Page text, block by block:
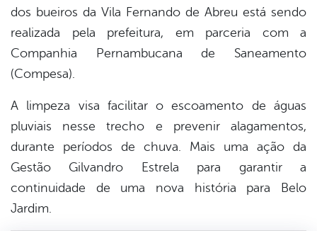
dos bueiros da Vila Fernando de Abreu está sendo
realizada pela prefeitura, em parceria com a
Companhia Pernambucana de Saneamento
(Compesa).
A limpeza visa facilitar o escoamento de águas
pluviais nesse trecho e prevenir alagamentos,
durante períodos de chuva. Mais uma ação da
Gestão Gilvandro Estrela para garantir a
continuidade de uma nova história para Belo
Jardim.